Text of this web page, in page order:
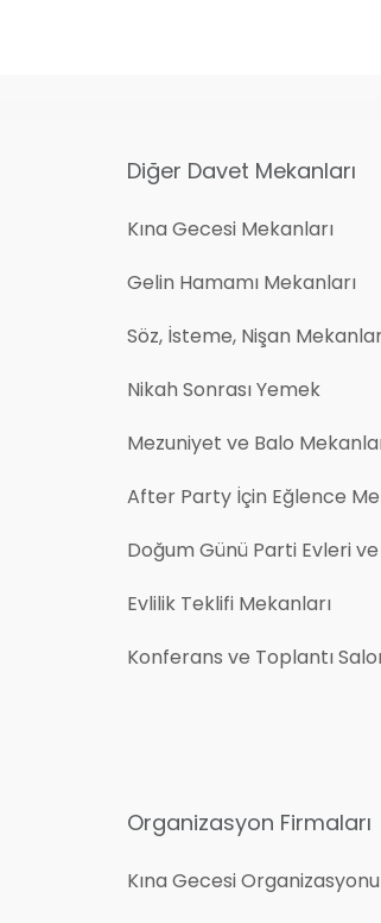
Diğer Davet Mekanları
Kına Gecesi Mekanları
Gelin Hamamı Mekanları
Söz, İsteme, Nişan
Nikah Sonrası Yemek
Mezuniyet ve Balo
After Party İçin Eğlence
Doğum Günü Parti Evleri
Evlilik Teklifi Mekanları
Konferans ve Toplantı
Organizasyon Firmaları
Kına Gecesi Organizasyonu